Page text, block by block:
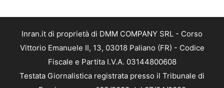
Inran.it di proprietà di DMM COMPANY SRL - Corso
Vittorio Emanuele II, 13, 03018 Paliano (FR) - Codice
Fiscale e Partita I.V.A. 03144800608
Testata Giornalistica registrata presso il Tribunale di